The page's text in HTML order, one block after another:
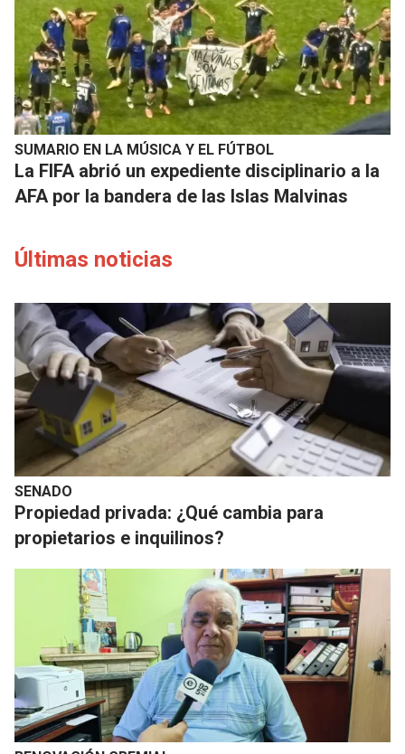
SUMARIO EN LA MÚSICA Y EL FÚTBOL
La FIFA abrió un expediente disciplinario a la
AFA por la bandera de las Islas Malvinas
Últimas noticias
SENADO
Propiedad privada: ¿Qué cambia para
propietarios e inquilinos?